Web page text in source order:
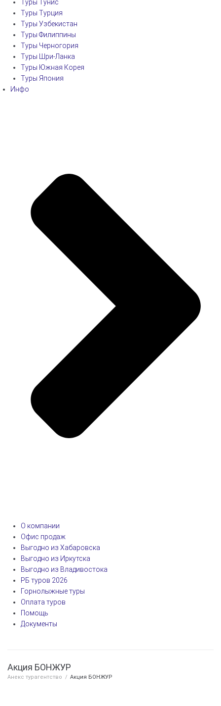
Туры Тунис
Туры Турция
Туры Узбекистан
Туры Филиппины
Туры Черногория
Туры Шри-Ланка
Туры Южная Корея
Туры Япония
Инфо
О компании
Офис продаж
Выгодно из Хабаровска
Выгодно из Иркутска
Выгодно из Владивостока
РБ туров 2026
Горнолыжные туры
Оплата туров
Помощь
Документы
Акция БОНЖУР
Анекс турагентство / Акция БОНЖУР